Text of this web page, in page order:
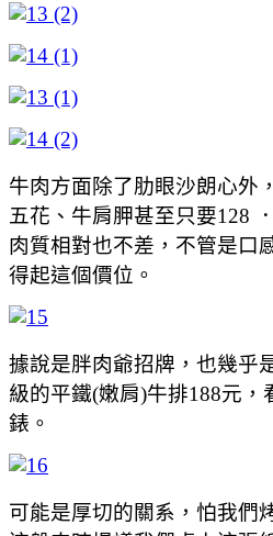
牛肉方面除了肋眼沙朗心外
五花、牛肩胛甚至只要128
肉質相對也不差，不管是口
得起這個價位。
據說是胖肉爺招牌，也幾乎
級的平鐵(嫩肩)牛排188元，
錶。
可能是厚切的關系，怕我們